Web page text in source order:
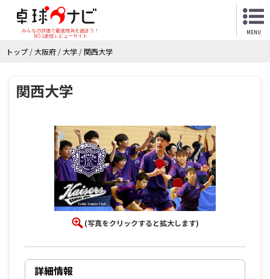
みんなの評価で最適用具を選ぼう！
NO.1卓球レビューサイト
MENU
トップ / 大阪府 / 大学 /関西大学
関西大学
(写真をクリックすると拡大します)
詳細情報